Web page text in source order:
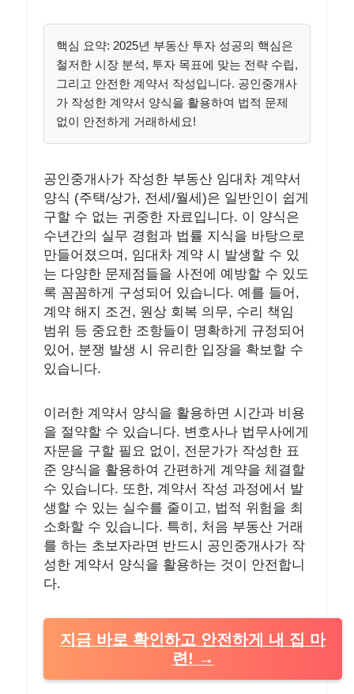
핵심 요약: 2025년 부동산 투자 성공의 핵심은
철저한 시장 분석, 투자 목표에 맞는 전략 수립,
그리고 안전한 계약서 작성입니다. 공인중개사
가 작성한 계약서 양식을 활용하여 법적 문제
없이 안전하게 거래하세요!
공인중개사가 작성한 부동산 임대차 계약서
양식 (주택/상가, 전세/월세)은 일반인이 쉽게
구할 수 없는 귀중한 자료입니다. 이 양식은
수년간의 실무 경험과 법률 지식을 바탕으로
만들어졌으며, 임대차 계약 시 발생할 수 있
는 다양한 문제점들을 사전에 예방할 수 있도
록 꼼꼼하게 구성되어 있습니다. 예를 들어,
계약 해지 조건, 원상 회복 의무, 수리 책임
범위 등 중요한 조항들이 명확하게 규정되어
있어, 분쟁 발생 시 유리한 입장을 확보할 수
있습니다.
이러한 계약서 양식을 활용하면 시간과 비용
을 절약할 수 있습니다. 변호사나 법무사에게
자문을 구할 필요 없이, 전문가가 작성한 표
준 양식을 활용하여 간편하게 계약을 체결할
수 있습니다. 또한, 계약서 작성 과정에서 발
생할 수 있는 실수를 줄이고, 법적 위험을 최
소화할 수 있습니다. 특히, 처음 부동산 거래
를 하는 초보자라면 반드시 공인중개사가 작
성한 계약서 양식을 활용하는 것이 안전합니
다.
지금 바로 확인하고 안전하게 내 집 마
련!